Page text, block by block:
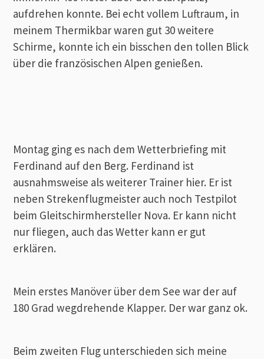
aufdrehen konnte. Bei echt vollem Luftraum, in
meinem Thermikbar waren gut 30 weitere
Schirme, konnte ich ein bisschen den tollen Blick
über die französischen Alpen genießen.
Montag ging es nach dem Wetterbriefing mit
Ferdinand auf den Berg. Ferdinand ist
ausnahmsweise als weiterer Trainer hier. Er ist
neben Strekenflugmeister auch noch Testpilot
beim Gleitschirmhersteller Nova. Er kann nicht
nur fliegen, auch das Wetter kann er gut
erklären.
Mein erstes Manöver über dem See war der auf
180 Grad wegdrehende Klapper. Der war ganz ok.
Beim zweiten Flug unterschieden sich meine